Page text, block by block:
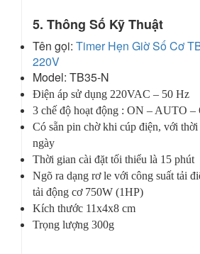
5. Thông Số Kỹ Thuật
Tên gọi: Timer Hẹn Giờ Số Cơ
220V
Model: TB35-N
Điện áp sử dụng 220VAC – 50 Hz
3 chế độ hoạt động : ON – AUTO –
Có sẵn pin chờ khi cúp điện, với
ngày
Thời gian cài đặt tối thiểu là 15 phút
Ngõ ra dạng rơ le với công suất tải
tải động cơ 750W (1HP)
Kích thước 11x4x8 cm
Trọng lượng 300g